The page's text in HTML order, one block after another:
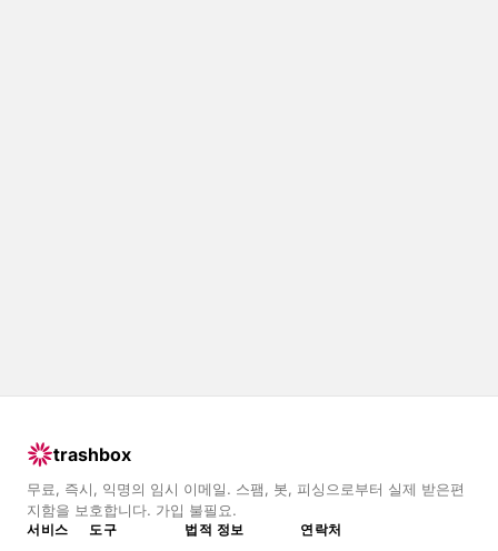
trashbox
무료, 즉시, 익명의 임시 이메일. 스팸, 봇, 피싱으로부터 실제 받은편
지함을 보호합니다. 가입 불필요.
서비스 도구 법적 정보 연락처